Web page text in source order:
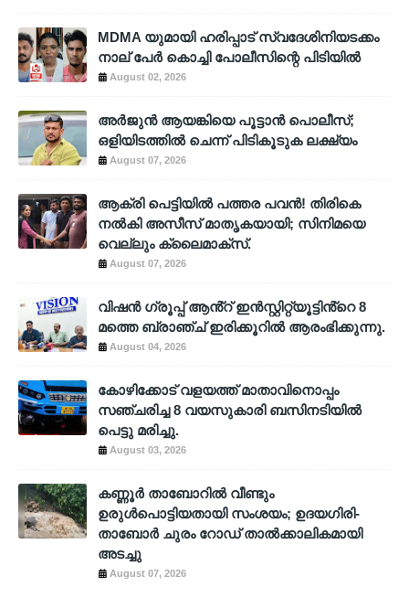
MDMA യുമായി ഹരിപ്പാട് സ്വദേശിനിയടക്കം
നാല് പേർ കൊച്ചി പോലീസിന്റെ പിടിയിൽ
August 02, 2026
അര്‍ജുന്‍ ആയങ്കിയെ പൂട്ടാന്‍ പൊലീസ്;
ഒളിയിടത്തില്‍ ചെന്ന് പിടികൂടുക ലക്ഷ്യം
August 07, 2026
ആക്രി പെട്ടിയിൽ പത്തര പവൻ! തിരികെ
നൽകി അസീസ് മാതൃകയായി; സിനിമയെ
വെല്ലും ക്ലൈമാക്സ്.
August 07, 2026
വിഷൻ ഗ്രൂപ്പ് ആൻ്റ് ഇൻസ്റ്റിറ്റ്യൂട്ടിൻ്റെ 8
മത്തെ ബ്രാഞ്ച് ഇരിക്കൂറിൽ ആരംഭിക്കുന്നു.
August 04, 2026
കോഴിക്കോട് വളയത്ത് മാതാവിനൊപ്പം
സഞ്ചരിച്ച 8 വയസുകാരി ബസിനടിയിൽ
പെട്ടു മരിച്ചു.
August 03, 2026
കണ്ണൂർ താബോറിൽ വീണ്ടും
ഉരുൾപൊട്ടിയതായി സംശയം; ഉദയഗിരി-
താബോർ ചുരം റോഡ് താൽക്കാലികമായി
അടച്ചു
August 07, 2026